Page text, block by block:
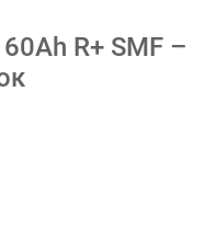
R+ SMF –